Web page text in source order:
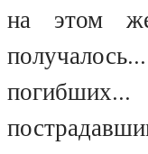
на этом